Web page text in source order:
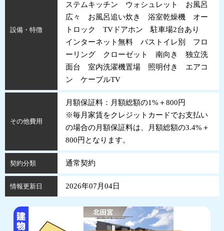
設備・特徴
ステムキッチン ウォシュレット お風呂
広々 お風呂追い炊き 浴室乾燥機 オー
トロック TVドアホン 駐車場2台あり
インターネット無料 バストイレ別 フロ
ーリング クローゼット 南向き 独立洗
面台 室内洗濯機置場 照明付き エアコ
ン ケーブルTV
その他費用
月額保証料：月額総額の1%＋800円
※毎月家賃をクレジットカードでお支払い
の場合の月額保証料は、月額総額の3.4%＋
800円となります。
契約分類 通常契約
情報更新日 2026年07月04日